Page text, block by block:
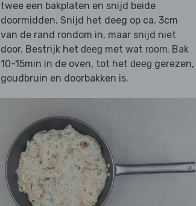
twee een bakplaten en snijd beide
doormidden. Snijd het deeg op ca. 3cm
van de rand rondom in, maar snijd niet
door. Bestrijk het deeg met wat room. Bak
10-15min in de oven, tot het deeg gerezen,
goudbruin en doorbakken is.